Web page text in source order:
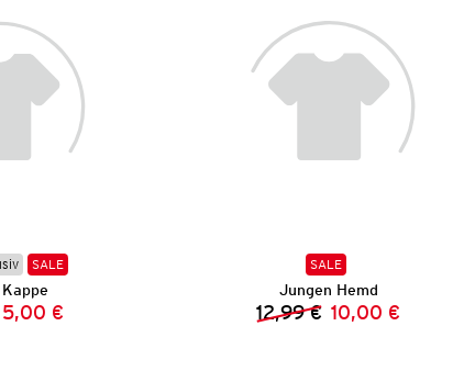
SALE
Preis:
Preis:
5,00 €
SALE
Jungen Hemd
Vorheriger Preis:
12,99 € Neuer Preis:
10,00 €